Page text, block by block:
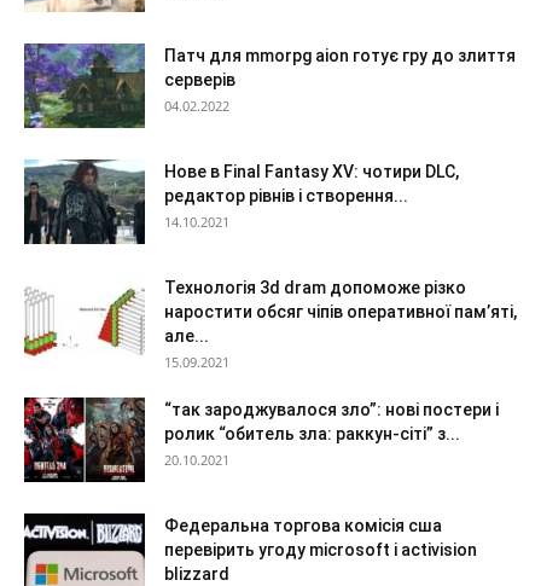
Патч для mmorpg aion готує гру до злиття
серверів
04.02.2022
Нове в Final Fantasy XV: чотири DLC,
редактор рівнів і створення...
14.10.2021
Технологія 3d dram допоможе різко
наростити обсяг чіпів оперативної пам’яті,
але...
15.09.2021
“так зароджувалося зло”: нові постери і
ролик “обитель зла: раккун-сіті” з...
20.10.2021
Федеральна торгова комісія сша
перевірить угоду microsoft і activision
blizzard